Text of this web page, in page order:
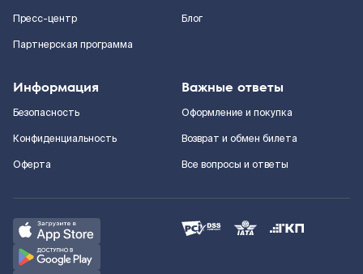
Пресс-центр
Партнерская программа
Блог
Информация
Безопасность
Конфиденциальность
Оферта
Важные ответы
Оформление и покупка
Возврат и обмен билета
Все вопросы и ответы